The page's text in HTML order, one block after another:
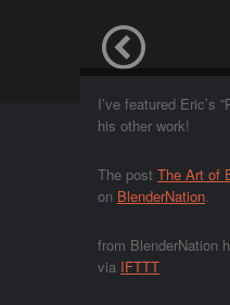
I’ve featured Eric’s
his other work!
The post The Art of
on BlenderNation.
from BlenderNation
via IFTTT